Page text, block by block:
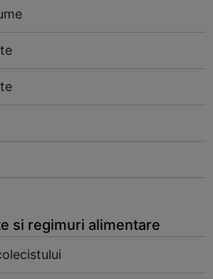
si regimuri alimentare